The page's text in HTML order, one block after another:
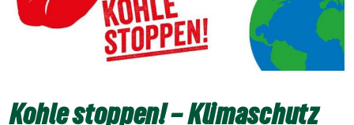
Kohle stoppen! – Klimaschutz